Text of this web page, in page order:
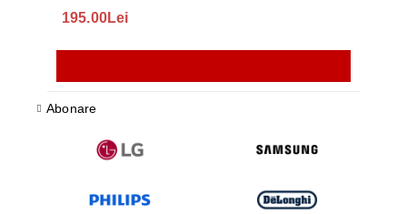
195.00Lei
Abonare